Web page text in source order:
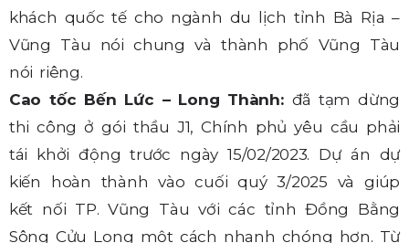
khách quốc tế cho ngành du lịch tỉnh Bà Rịa –
Vũng Tàu nói chung và thành phố Vũng Tàu
nói riêng.
Cao tốc Bến Lức – Long Thành: đã tạm dừng
thi công ở gói thầu J1, Chính phủ yêu cầu phải
tái khởi động trước ngày 15/02/2023. Dự án dự
kiến hoàn thành vào cuối quý 3/2025 và giúp
kết nối TP. Vũng Tàu với các tỉnh Đồng Bằng
Sông Cửu Long một cách nhanh chóng hơn. Từ